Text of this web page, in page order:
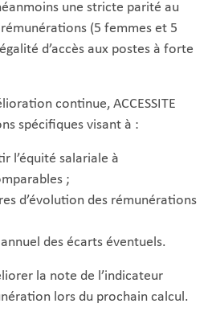
une stricte parité au
(5 femmes et 5
d’accès aux postes à forte
continue, ACCESSITE
spécifiques visant à :
l’équité salariale à
;
d’évolution des rémunérations
des écarts éventuels.
la note de l’indicateur
lors du prochain calcul.